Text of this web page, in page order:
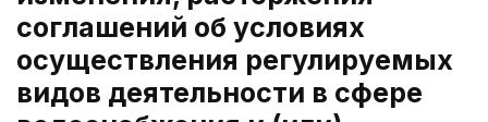
соглашений об условиях
осуществления регулируемых
видов деятельности в сфере